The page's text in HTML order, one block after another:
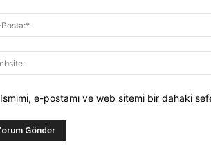
Ismimi, e-postamı ve web sitemi bir dahaki